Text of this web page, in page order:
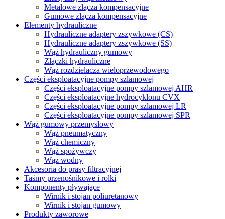
Metalowe złącza kompensacyjne
Gumowe złącza kompensacyjne
Elementy hydrauliczne
Hydrauliczne adaptery zszywkowe (CS)
Hydrauliczne adaptery zszywkowe (SS)
Wąż hydrauliczny gumowy
Złączki hydrauliczne
Wąż rozdzielacza wieloprzewodowego
Części eksploatacyjne pompy szlamowej
Części eksploatacyjne pompy szlamowej AHR
Części eksploatacyjne hydrocyklonu CVX
Części eksploatacyjne pompy szlamowej LR
Części eksploatacyjne pompy szlamowej SPR
Wąż gumowy przemysłowy
Wąż pneumatyczny
Wąż chemiczny
Wąż spożywczy
Wąż wodny
Akcesoria do prasy filtracyjnej
Taśmy przenośnikowe i rolki
Komponenty pływające
Wirnik i stojan poliuretanowy
Wirnik i stojan gumowy
Produkty zaworowe